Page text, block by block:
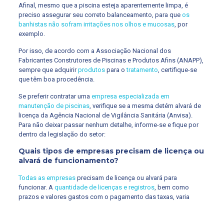
Afinal, mesmo que a piscina esteja aparentemente limpa, é
preciso assegurar seu correto balanceamento, para que os
banhistas não sofram irritações nos olhos e mucosas, por
exemplo.
Por isso, de acordo com a Associação Nacional dos
Fabricantes Construtores de Piscinas e Produtos Afins (ANAPP),
sempre que adquirirprodutospara otratamento , certifique-se
que têm boa procedência.
Se preferir contratar uma empresa especializada em
manutenção de piscinas, verifique se a mesma detém alvará de
licença da Agência Nacional de Vigilância Sanitária (Anvisa).
Para não deixar passar nenhum detalhe, informe-se e fique por
dentro da legislação do setor:
Quais tipos de empresas precisam de licença ou
alvará de funcionamento?
Todas as empresasprecisam de licença ou alvará para
funcionar. A quantidade de licenças e registros, bem como
prazos e valores gastos com o pagamento das taxas, varia